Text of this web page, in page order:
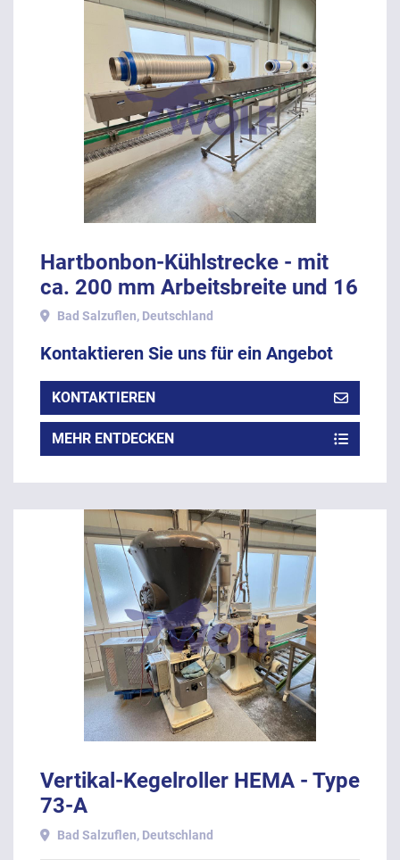
Hartbonbon-Kühlstrecke - mit
ca. 200 mm Arbeitsbreite und 16
Meter Länge.
Bad Salzuflen, Deutschland
Kontaktieren Sie uns für ein Angebot
KONTAKTIEREN
MEHR ENTDECKEN
Vertikal-Kegelroller HEMA - Type
73-A
Bad Salzuflen, Deutschland